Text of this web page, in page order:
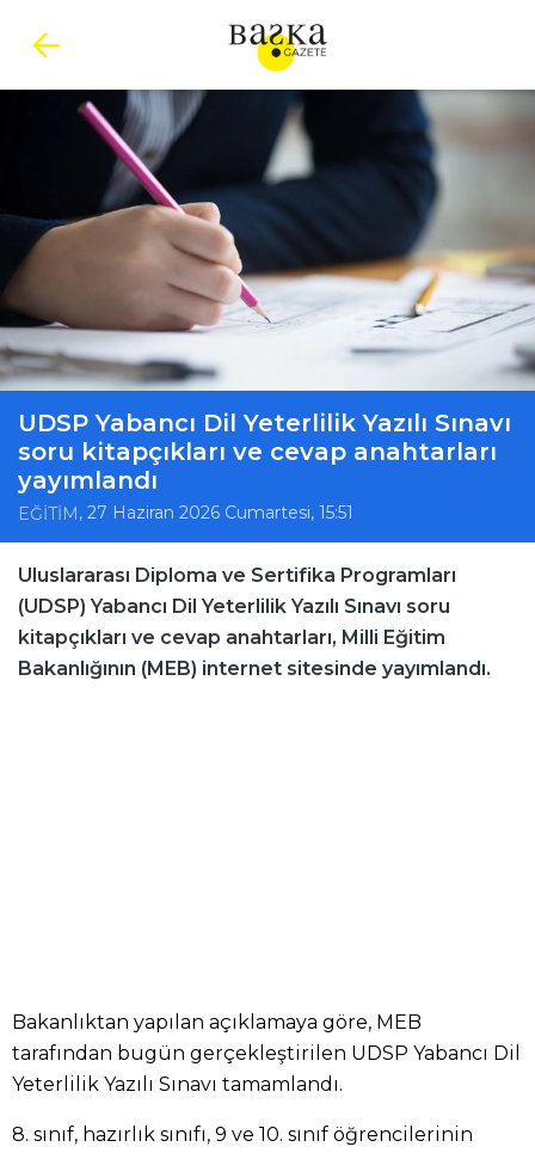
UDSP Yabancı Dil Yeterlilik Yazılı Sınavı
soru kitapçıkları ve cevap anahtarları
yayımlandı
EĞİTİM , 27 Haziran 2026 Cumartesi, 15:51
Uluslararası Diploma ve Sertifika Programları
(UDSP) Yabancı Dil Yeterlilik Yazılı Sınavı soru
kitapçıkları ve cevap anahtarları, Milli Eğitim
Bakanlığının (MEB) internet sitesinde yayımlandı.
Bakanlıktan yapılan açıklamaya göre, MEB
tarafından bugün gerçekleştirilen UDSP Yabancı Dil
Yeterlilik Yazılı Sınavı tamamlandı.
8. sınıf, hazırlık sınıfı, 9 ve 10. sınıf öğrencilerinin